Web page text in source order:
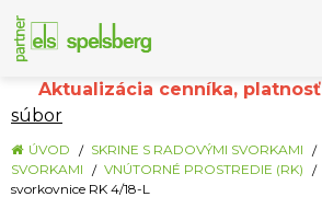
Aktualizácia cenníka, platnosť
súbor
ÚVOD SKRINE S RADOVÝMI SVORKAMI
SVORKAMI
VNÚTORNÉ PROSTREDIE (RK)
svorkovnice RK 4/18-L